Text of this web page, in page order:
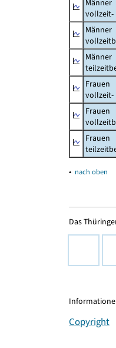
Männer
vollzeit-
Männer
Männer
Frauen
vollzeit-
Frauen
Frauen
▴ nach oben
Das
Copyright